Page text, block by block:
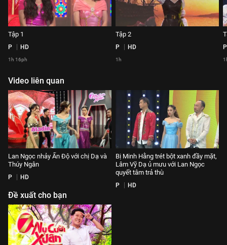
Tập 1
P HD
1h 16ph
Tập 2
P HD
1h
P
Video liên quan
Lan Ngọc nhảy Ấn Độ với chị Dạ và
Thúy Ngân
P HD
Bị Minh Hằng trét bột xanh đầy mặt,
Lâm Vỹ Dạ ủ mưu với Lan Ngọc
quyết tâm trả thù
P HD
Đề xuất cho bạn